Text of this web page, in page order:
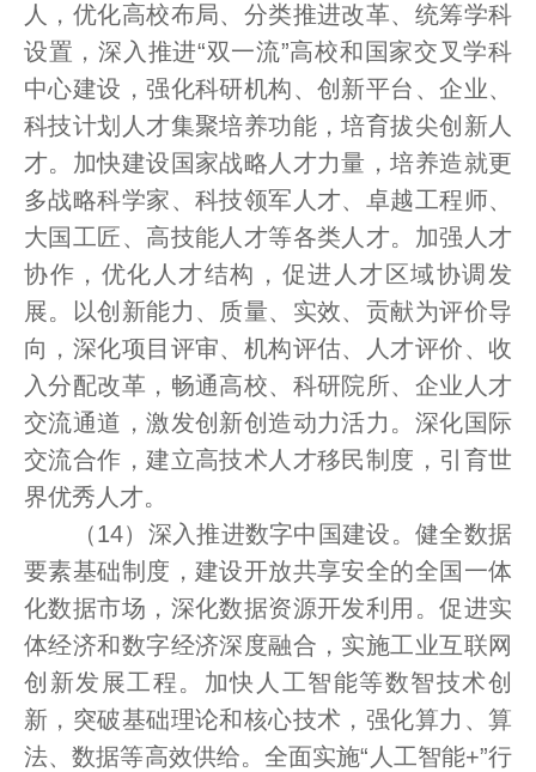
人，优化高校布局、分类推进改革、统筹学科
设置，深入推进“双一流”高校和国家交叉学科
中心建设，强化科研机构、创新平台、企业、
科技计划人才集聚培养功能，培育拔尖创新人
才。加快建设国家战略人才力量，培养造就更
多战略科学家、科技领军人才、卓越工程师、
大国工匠、高技能人才等各类人才。加强人才
协作，优化人才结构，促进人才区域协调发
展。以创新能力、质量、实效、贡献为评价导
向，深化项目评审、机构评估、人才评价、收
入分配改革，畅通高校、科研院所、企业人才
交流通道，激发创新创造动力活力。深化国际
交流合作，建立高技术人才移民制度，引育世
界优秀人才。
（14）深入推进数字中国建设。健全数据
要素基础制度，建设开放共享安全的全国一体
化数据市场，深化数据资源开发利用。促进实
体经济和数字经济深度融合，实施工业互联网
创新发展工程。加快人工智能等数智技术创
新，突破基础理论和核心技术，强化算力、算
法、数据等高效供给。全面实施“人工智能+”行